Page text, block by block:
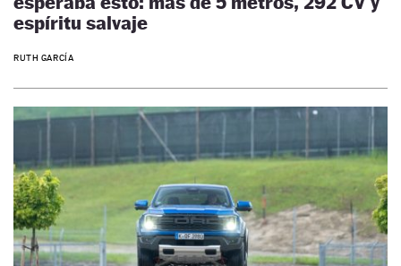
espíritu salvaje
RUTH GARCÍA